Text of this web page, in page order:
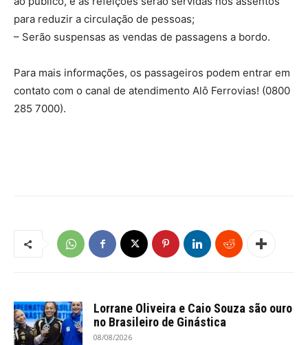
para reduzir a circulação de pessoas;
– Serão suspensas as vendas de passagens a bordo.
Para mais informações, os passageiros podem entrar em
contato com o canal de atendimento Alô Ferrovias! (0800
285 7000).
Lorrane Oliveira e Caio Souza são ouro
no Brasileiro de Ginástica
08/08/2026